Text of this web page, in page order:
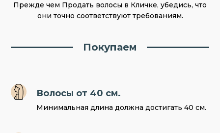
Прежде чем Продать волосы в Кличке, убедись, что
они точно соответствуют требованиям.
Покупаем
Волосы от 40 см.
Минимальная длина должна достигать 40 см.